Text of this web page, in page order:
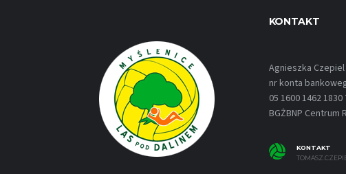
KONTAKT
Agnieszka Czepiel
nr konta
05 1600 1462
BGŻBNP Centrum
KONTAKT